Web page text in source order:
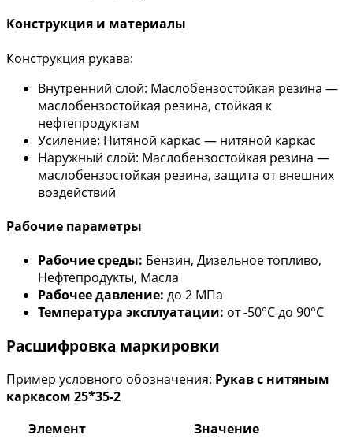
Конструкция и материалы
Конструкция рукава:
Внутренний слой: Маслобензостойкая резина —
маслобензостойкая резина, стойкая к
нефтепродуктам
Усиление: Нитяной каркас — нитяной каркас
Наружный слой: Маслобензостойкая резина —
маслобензостойкая резина, защита от внешних
воздействий
Рабочие параметры
Рабочие среды: Бензин, Дизельное топливо,
Нефтепродукты, Масла
Рабочее давление: до 2 МПа
Температура эксплуатации: от -50°С до 90°С
Расшифровка маркировки
Пример условного обозначения: Рукав с нитяным
каркасом 25*35-2
Элемент
Значение